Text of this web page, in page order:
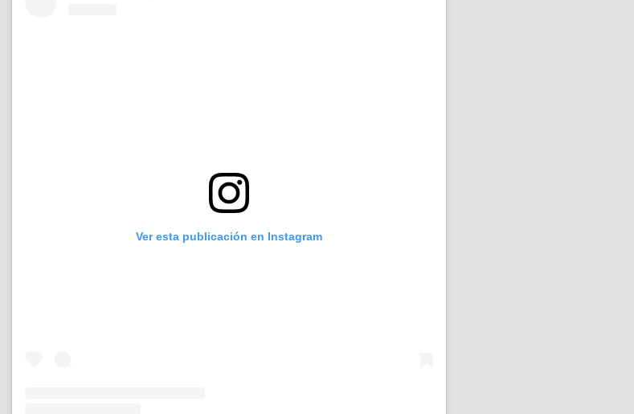
Ver esta publicación en Instagram